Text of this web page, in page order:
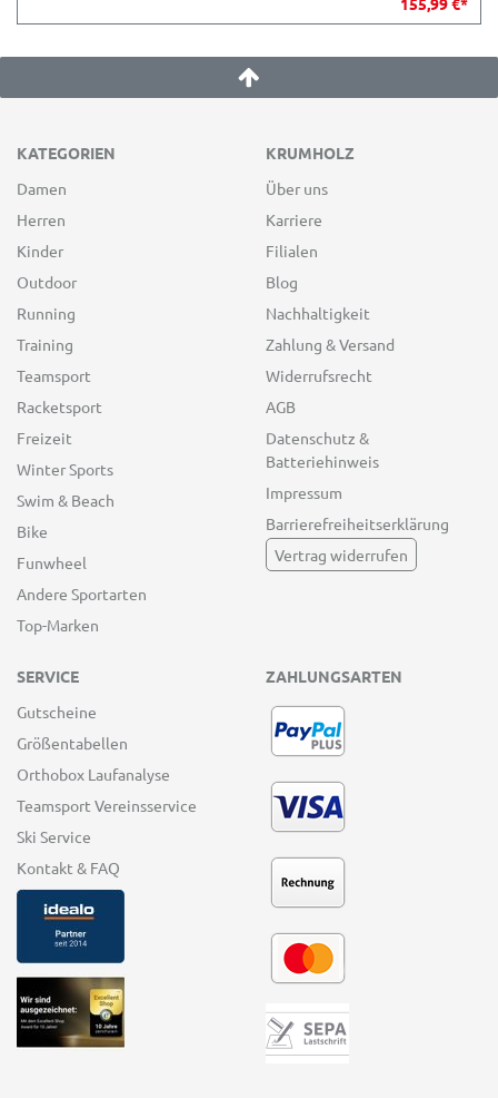
KATEGORIEN
Damen
Herren
Kinder
Outdoor
Running
Training
Teamsport
Racketsport
Freizeit
Winter Sports
Swim & Beach
Bike
Funwheel
Andere Sportarten
Top-Marken
KRUMHOLZ
Über uns
Karriere
Filialen
Blog
Nachhaltigkeit
Zahlung & Versand
Widerrufsrecht
AGB
Datenschutz &
Batteriehinweis
Impressum
Barrierefreiheitserklärung
Vertrag widerrufen
SERVICE
Gutscheine
Größentabellen
Orthobox Laufanalyse
Teamsport Vereinsservice
Ski Service
Kontakt & FAQ
ZAHLUNGSARTEN